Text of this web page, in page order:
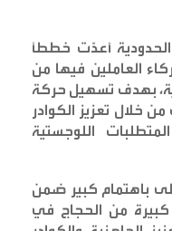
الحدودية أعدّت خططاً
العاملين فيها من
بهدف تسهيل حركة
من خلال تعزيز الكوادر
اللوجستية
باهتمام كبير ضمن
كبيرة من الحجاج في